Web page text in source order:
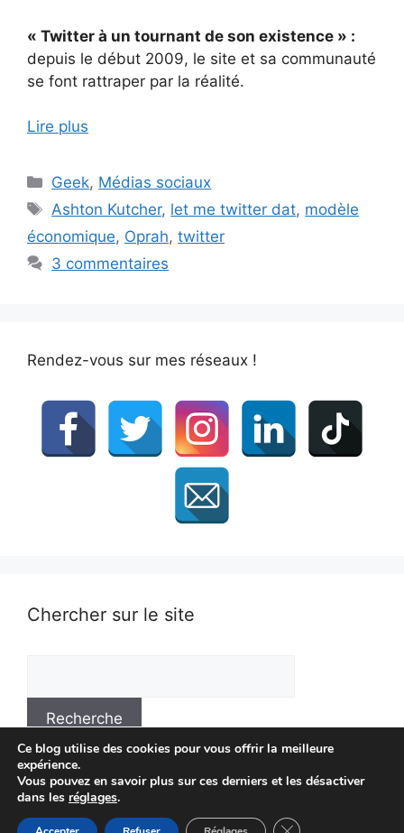
« Twitter à un tournant de son existence » :
depuis le début 2009, le site et sa communauté
se font rattraper par la réalité.
Lire plus
Catégories
Geek, Médias sociaux
Étiquettes
Ashton Kutcher, let me twitter dat, modèle
économique, Oprah, twitter
3 commentaires
Rendez-vous sur mes réseaux !
Chercher sur le site
Ce blog utilise des cookies pour vous offrir la meilleure
expérience.
Vous pouvez en savoir plus sur ces derniers et les désactiver
dans les réglages.
Fermer la bannière